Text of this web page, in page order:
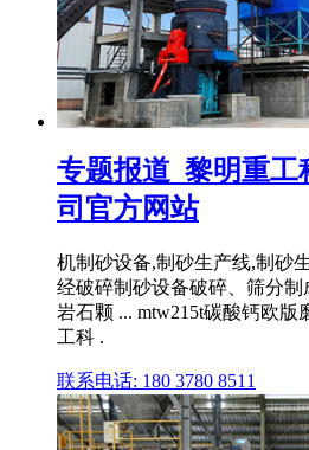
专题报道_黎明重工
司官方网站
机制砂设备,制砂生产线,制砂
经破碎制砂设备破碎、筛分
岩石颗 ... mtw215t碳酸钙欧
工科 .
联系电话: 180 3780 8511